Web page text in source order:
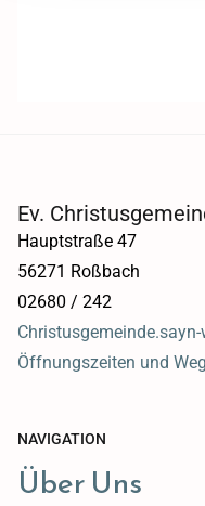
Ev.
Hauptstraße 47
56271 Roßbach
02680 / 242
Öffnungszeiten und
NAVIGATION
Über Uns